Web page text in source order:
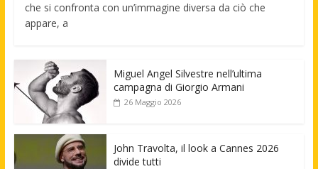
che si confronta con un’immagine diversa da ciò che
appare, a
Miguel Angel Silvestre nell’ultima
campagna di Giorgio Armani
26 Maggio 2026
John Travolta, il look a Cannes 2026
divide tutti